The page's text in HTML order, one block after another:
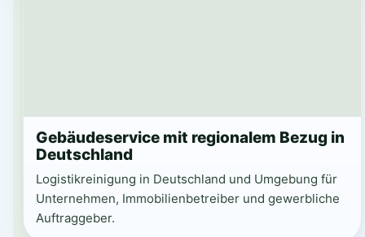
Gebäudeservice mit regionalem Bezug in
Deutschland
Logistikreinigung in Deutschland und Umgebung für
Unternehmen, Immobilienbetreiber und gewerbliche
Auftraggeber.